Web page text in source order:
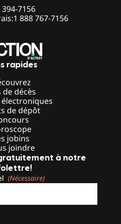
394-7156
1 888 767-7156
rapides
de décès
de dépôt
jobins
joindre
à notre
(Nécessaire)